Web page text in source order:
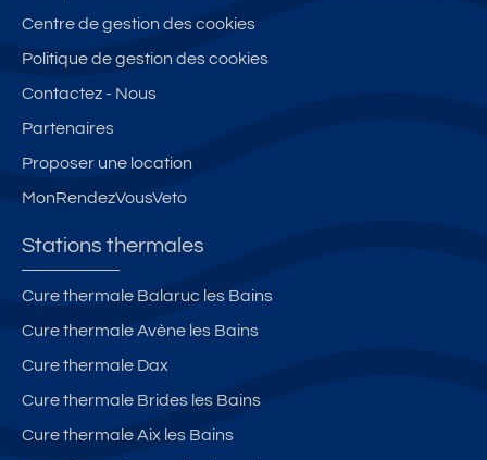
Centre de gestion des cookies
Politique de gestion des cookies
Contactez - Nous
Partenaires
Proposer une location
MonRendezVousVeto
Stations thermales
Cure thermale Balaruc les Bains
Cure thermale Avène les Bains
Cure thermale Dax
Cure thermale Brides les Bains
Cure thermale Aix les Bains